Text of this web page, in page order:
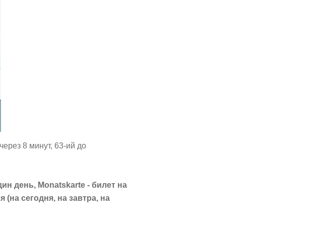
8 минут, 63-ий до
день, Monatskarte - билет на
сегодня, на завтра, на